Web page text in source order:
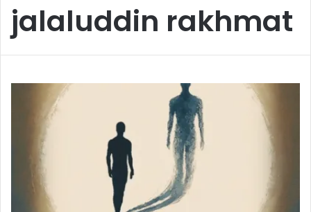
jalaluddin rakhmat